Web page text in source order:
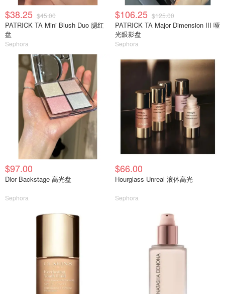
$38.25 $45.00
PATRICK TA Mini Blush Duo 腮红
盘
Sephora
$106.25 $125.00
PATRICK TA Major Dimension III 哑
光眼影盘
Sephora
$97.00
Dior Backstage 高光盘
Sephora
$66.00
Hourglass Unreal 液体高光
Sephora